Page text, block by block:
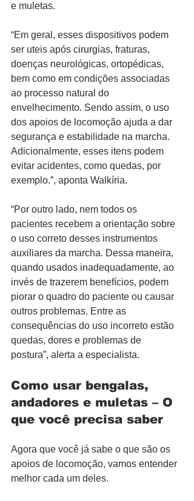
e muletas.
“Em geral, esses dispositivos podem
ser uteis após cirurgias, fraturas,
doenças neurológicas, ortopédicas,
bem como em condições associadas
ao processo natural do
envelhecimento. Sendo assim, o uso
dos apoios de locomoção ajuda a dar
segurança e estabilidade na marcha.
Adicionalmente, esses itens podem
evitar acidentes, como quedas, por
exemplo.”, aponta Walkíria.
“Por outro lado, nem todos os
pacientes recebem a orientação sobre
o uso correto desses instrumentos
auxiliares da marcha. Dessa maneira,
quando usados inadequadamente, ao
invés de trazerem benefícios, podem
piorar o quadro do paciente ou causar
outros problemas. Entre as
consequências do uso incorreto estão
quedas, dores e problemas de
postura”, alerta a especialista.
Como usar bengalas,
andadores e muletas – O
que você precisa saber
Agora que você já sabe o que são os
apoios de locomoção, vamos entender
melhor cada um deles.